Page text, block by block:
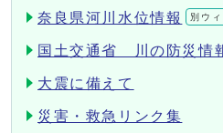
奈良県河川水位情報 別ウ
国土交通省 川の防災情
大震に備えて
災害・救急リンク集